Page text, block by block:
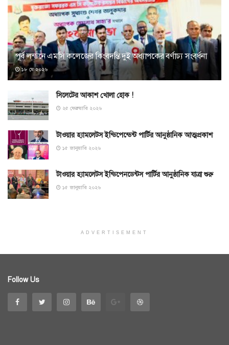
পূর্ব লন্ডনে এমসি কলেজের কিংবদন্তি দুই অধ্যাপকের বর্ণাঢ্য সংবর্ধনা
১৮ মে ২০২৬
সিলেটের আকাশ খোলা হোক !
২৫ ফেব্রুয়ারি ২০২৬
টাওয়ার হ্যামলেটস ইন্ডিপেন্ডেন্ট পার্টির আনুষ্ঠানিক আত্মপ্রকাশ
১৫ জানুয়ারি ২০২৬
টাওয়ার হ্যামলেটস ইন্ডিপেনডেন্টস পার্টির আনুষ্ঠানিক যাত্রা শুরু
১৫ জানুয়ারি ২০২৬
ADVERTISEMENT
Follow Us